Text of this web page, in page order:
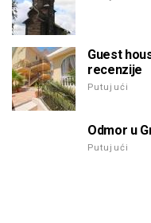
Guest
recenzije
Putujući
Odmor u
Putujući